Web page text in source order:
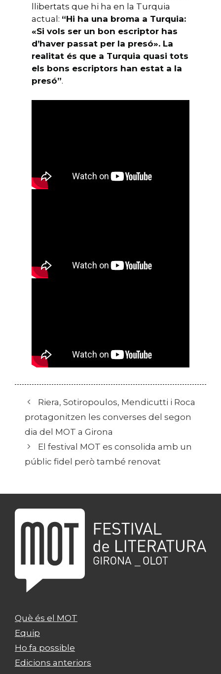
llibertats que hi ha en la Turquia
actual: “Hi ha una broma a Turquia:
«Si vols ser un bon escriptor has
d’haver passat per la presó». La
realitat és que a Turquia quasi tots
els bons escriptors han estat a la
presó”.
Riera, Sotiropoulos, Mendicutti i Roca
protagonitzen les converses del segon
dia del MOT a Girona
El festival MOT es consolida amb un
públic fidel però també renovat
Què és el MOT
Equip
Ho fa possible
Edicions anteriors